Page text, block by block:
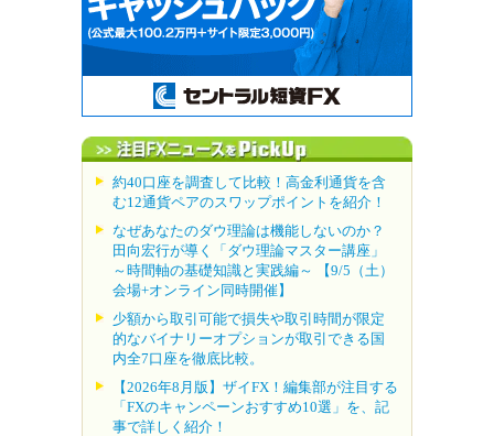
約40口座を調査して比較！高金利通貨を含
む12通貨ペアのスワップポイントを紹介！
なぜあなたのダウ理論は機能しないのか？
田向宏行が導く「ダウ理論マスター講座」
～時間軸の基礎知識と実践編～ 【9/5（土）
会場+オンライン同時開催】
少額から取引可能で損失や取引時間が限定
的なバイナリーオプションが取引できる国
内全7口座を徹底比較。
【2026年8月版】ザイFX！編集部が注目する
「FXのキャンペーンおすすめ10選」を、記
事で詳しく紹介！